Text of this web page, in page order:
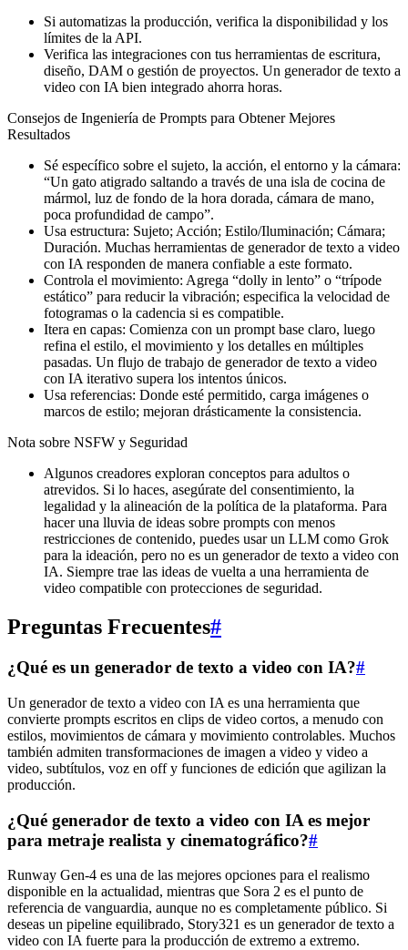
Si automatizas la producción, verifica la disponibilidad y los
límites de la API.
Verifica las integraciones con tus herramientas de escritura,
diseño, DAM o gestión de proyectos. Un generador de texto a
video con IA bien integrado ahorra horas.
Consejos de Ingeniería de Prompts para Obtener Mejores
Resultados
Sé específico sobre el sujeto, la acción, el entorno y la cámara:
“Un gato atigrado saltando a través de una isla de cocina de
mármol, luz de fondo de la hora dorada, cámara de mano,
poca profundidad de campo”.
Usa estructura: Sujeto; Acción; Estilo/Iluminación; Cámara;
Duración. Muchas herramientas de generador de texto a video
con IA responden de manera confiable a este formato.
Controla el movimiento: Agrega “dolly in lento” o “trípode
estático” para reducir la vibración; especifica la velocidad de
fotogramas o la cadencia si es compatible.
Itera en capas: Comienza con un prompt base claro, luego
refina el estilo, el movimiento y los detalles en múltiples
pasadas. Un flujo de trabajo de generador de texto a video
con IA iterativo supera los intentos únicos.
Usa referencias: Donde esté permitido, carga imágenes o
marcos de estilo; mejoran drásticamente la consistencia.
Nota sobre NSFW y Seguridad
Algunos creadores exploran conceptos para adultos o
atrevidos. Si lo haces, asegúrate del consentimiento, la
legalidad y la alineación de la política de la plataforma. Para
hacer una lluvia de ideas sobre prompts con menos
restricciones de contenido, puedes usar un LLM como Grok
para la ideación, pero no es un generador de texto a video con
IA. Siempre trae las ideas de vuelta a una herramienta de
video compatible con protecciones de seguridad.
Preguntas Frecuentes#
¿Qué es un generador de texto a video con IA?#
Un generador de texto a video con IA es una herramienta que
convierte prompts escritos en clips de video cortos, a menudo con
estilos, movimientos de cámara y movimiento controlables. Muchos
también admiten transformaciones de imagen a video y video a
video, subtítulos, voz en off y funciones de edición que agilizan la
producción.
¿Qué generador de texto a video con IA es mejor
para metraje realista y cinematográfico?#
Runway Gen‑4 es una de las mejores opciones para el realismo
disponible en la actualidad, mientras que Sora 2 es el punto de
referencia de vanguardia, aunque no es completamente público. Si
deseas un pipeline equilibrado, Story321 es un generador de texto a
video con IA fuerte para la producción de extremo a extremo.